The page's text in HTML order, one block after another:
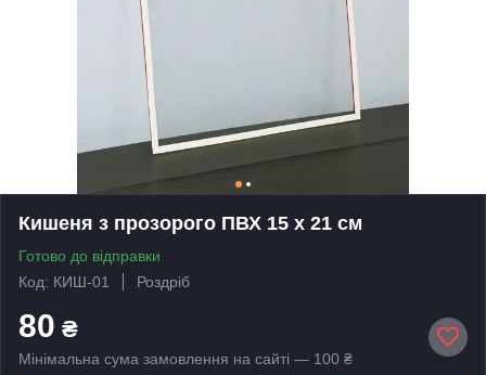
Кишеня з прозорого ПВХ 15 х 21 см
Готово до відправки
Код: КИШ-01
Роздріб
80 ₴
Мінімальна сума замовлення на сайті — 100 ₴